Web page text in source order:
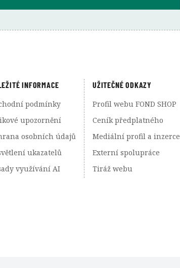
INFORMACE
podmínky
upozornění
osobních údajů
ukazatelů
využívání AI
UŽITEČNÉ ODKAZY
Profil webu FOND SHOP
Ceník předplatného
Mediální profil a inzerce
Externí spolupráce
Tiráž webu